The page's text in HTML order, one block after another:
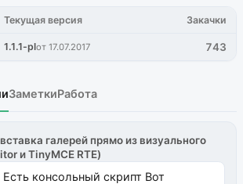
Текущая версия Закачки
1.1.1-plот 17.07.2017 743
ЗаметкиРабота
галерей прямо из визуального
и TinyMCE RTE)
Есть консольный скрипт Вот